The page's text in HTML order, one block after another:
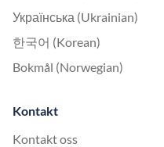
Українська (Ukrainian)
한국어 (Korean)
Bokmål (Norwegian)
Kontakt
Kontakt oss